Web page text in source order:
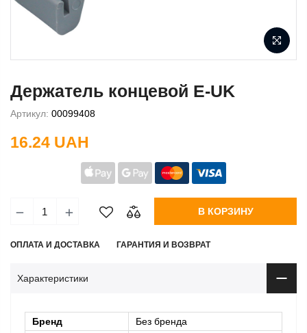
Держатель концевой E-UK
Артикул: 00099408
16.24 UAH
В КОРЗИНУ
ОПЛАТА И ДОСТАВКА ГАРАНТИЯ И ВОЗВРАТ
Характеристики
Бренд
Без бренда